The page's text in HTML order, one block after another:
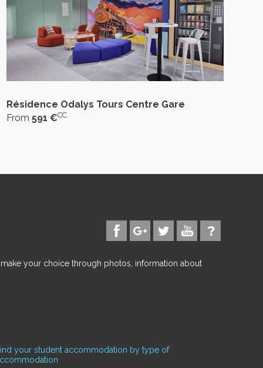
Résidence Odalys Tours Centre Gare
From 591 €CC
your choice through photos, information about
your student accommodation by type of